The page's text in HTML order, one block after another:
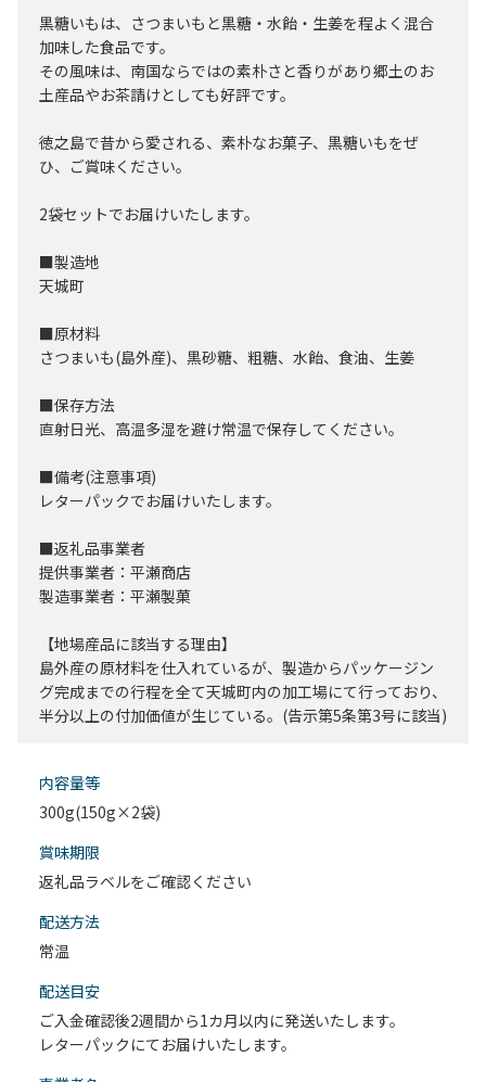
黒糖いもは、さつまいもと黒糖・水飴・生姜を程よく混合
加味した食品です。
その風味は、南国ならではの素朴さと香りがあり郷土のお
土産品やお茶請けとしても好評です。
徳之島で昔から愛される、素朴なお菓子、黒糖いもをぜ
ひ、ご賞味ください。
2袋セットでお届けいたします。
■製造地
天城町
■原材料
さつまいも(島外産)、黒砂糖、粗糖、水飴、食油、生姜
■保存方法
直射日光、高温多湿を避け常温で保存してください。
■備考(注意事項)
レターパックでお届けいたします。
■返礼品事業者
提供事業者：平瀬商店
製造事業者：平瀬製菓
【地場産品に該当する理由】
島外産の原材料を仕入れているが、製造からパッケージン
グ完成までの行程を全て天城町内の加工場にて行っており、
半分以上の付加価値が生じている。(告示第5条第3号に該当)
内容量等
300g(150g×2袋)
賞味期限
返礼品ラベルをご確認ください
配送⽅法
常温
配送目安
ご入金確認後2週間から1カ月以内に発送いたします。
レターパックにてお届けいたします。